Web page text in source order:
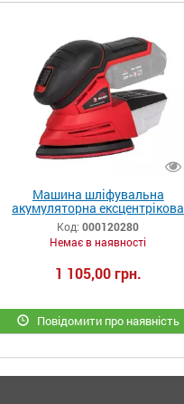
Машина шліфувальна
акумуляторна ексцентрікова
Vitals Master AEs 18125P
SmartLine
Код: 000120280
Немає в наявності
1 105,00 грн.
Повідомити про наявність